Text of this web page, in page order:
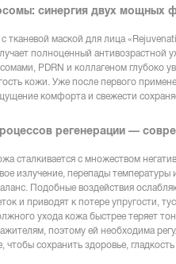
синергия двух мощных
с тканевой маской для лица
полноценный антивозрастной
PDRN и коллагеном глубоко
кожи. Уже после первого
комфорта и свежести
регенерации —
сталкивается с множеством
излучение, перепады температуры
Подобные воздействия
и приводят к потере упругости,
ухода кожа быстрее теряет
поэтому ей необходима
чтобы сохранить здоровье,